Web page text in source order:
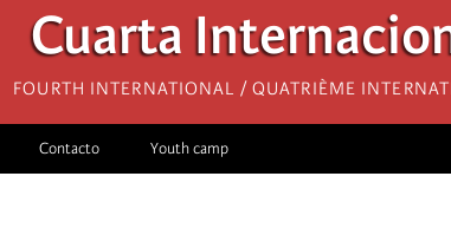
Cuarta
Fourth International / Quatrième
Contacto Youth camp